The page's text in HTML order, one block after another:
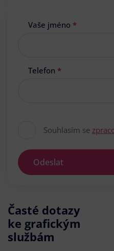
Vaše jméno *
Telefon *
Souhlasím se
Odeslat
Časté dotazy
ke grafickým
službám